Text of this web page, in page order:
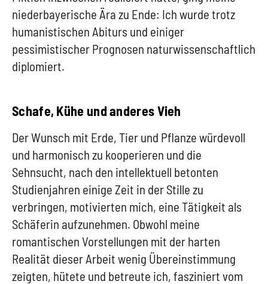
niederbayerische Ära zu Ende: Ich wurde trotz
humanistischen Abiturs und einiger
pessimistischer Prognosen naturwissenschaftlich
diplomiert.
Schafe, Kühe und anderes Vieh
Der Wunsch mit Erde, Tier und Pflanze würdevoll
und harmonisch zu kooperieren und die
Sehnsucht, nach den intellektuell betonten
Studienjahren einige Zeit in der Stille zu
verbringen, motivierten mich, eine Tätigkeit als
Schäferin aufzunehmen. Obwohl meine
romantischen Vorstellungen mit der harten
Realität dieser Arbeit wenig Übereinstimmung
zeigten, hütete und betreute ich, fasziniert vom